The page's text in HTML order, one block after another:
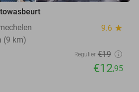
9.6 star
(9 km)
Regulier €19
€12,95